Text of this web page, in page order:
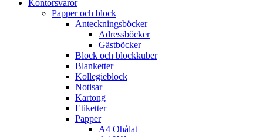
Kontorsvaror
Papper och block
Anteckningsböcker
Adressböcker
Gästböcker
Block och blockkuber
Blanketter
Kollegieblock
Notisar
Kartong
Etiketter
Papper
A4 Ohålat